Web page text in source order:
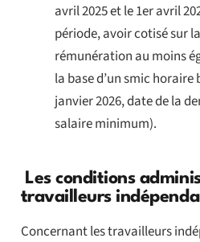
avril 2025 et le 1er avril
période, avoir cotisé sur
rémunération au moins
la base d’un smic horaire
janvier 2026, date de la
salaire minimum).
Les conditions
travailleurs
Concernant les travailleurs